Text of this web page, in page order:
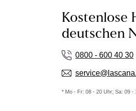
Kostenlose
deutschen
0800 - 600 40 30
* Mo - Fr: 08 - 20 Uhr; Sa: 09 -